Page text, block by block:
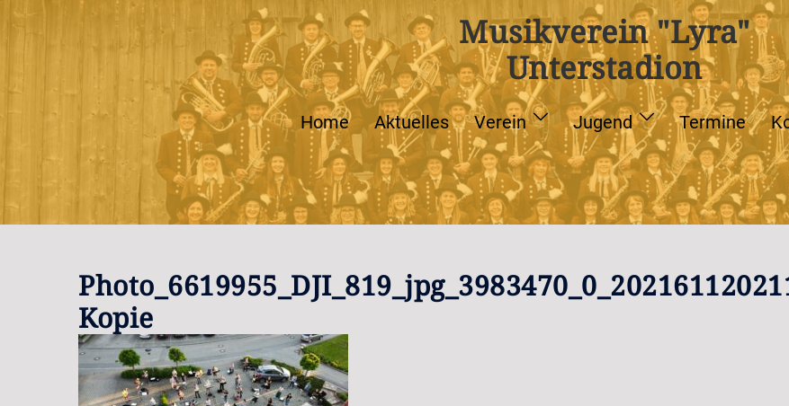
Musikverein "Lyra"
Unterstadion
Home Aktuelles Verein Jugend Termine
Kopie